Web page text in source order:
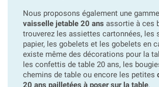
Nous proposons également une
vaisselle jetable 20 ans assortie à ces
trouverez les assiettes cartonnées, les
papier, les gobelets et les gobelets en
existe même des décorations pour la
les confettis de table 20 ans, les
chemins de table ou encore les petites
20 ans pailletées à poser sur la table.